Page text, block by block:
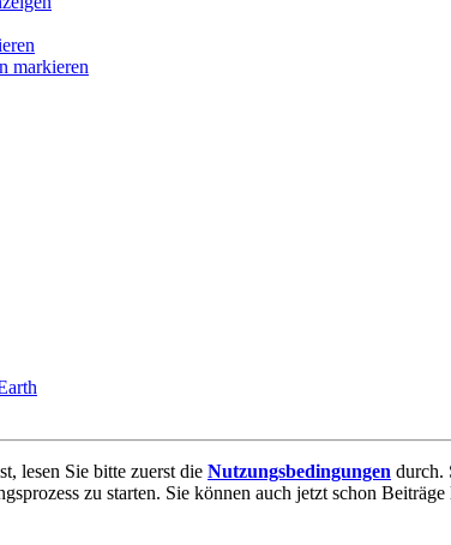
markieren
lesen Sie bitte zuerst die Nutzungsbedingungen durch.
zu starten. Sie können auch jetzt schon